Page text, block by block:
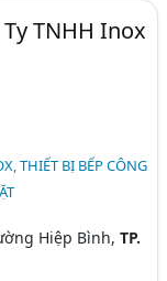
TNHH Inox
THIẾT BỊ BẾP CÔNG
Hiệp Bình,TP.